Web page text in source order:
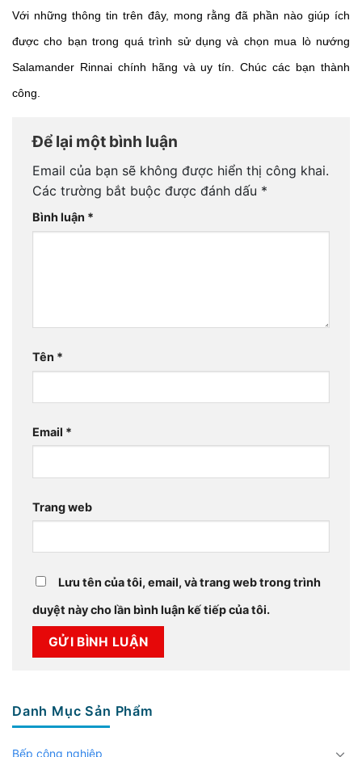
Với những thông tin trên đây, mong rằng đã phần nào giúp ích
được cho bạn trong quá trình sử dụng và chọn mua lò nướng
Salamander Rinnai chính hãng và uy tín. Chúc các bạn thành
công.
Để lại một bình luận
Email của bạn sẽ không được hiển thị công khai.
Các trường bắt buộc được đánh dấu *
Bình luận *
Tên *
Email *
Trang web
Lưu tên của tôi, email, và trang web trong trình
duyệt này cho lần bình luận kế tiếp của tôi.
Danh Mục Sản Phẩm
Bếp công nghiệp